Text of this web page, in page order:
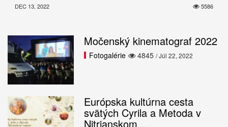
5586
DEC 13, 2022
Močenský kinematograf 2022
4845
Fotogalérie / Júl 22, 2022
Európska kultúrna cesta
svätých Cyrila a Metoda v
Nitrianskom…